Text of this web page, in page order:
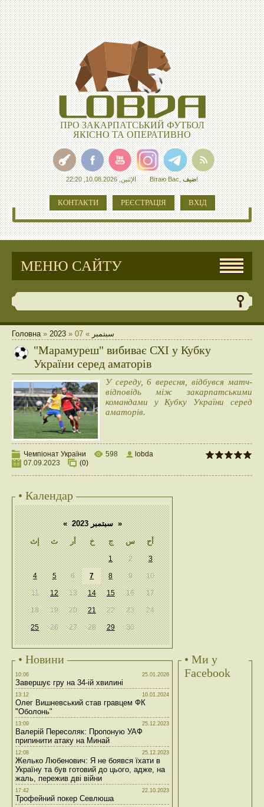
ПРО ЗАКАРПАТСЬКИЙ ФУТБОЛ
ЯКІСНО ТА ОПЕРАТИВНО
الإثنين, 10.08.2026, 22:20 Вітаю Вас,ضيف!
КОНТАКТИ РЕЄСТРАЦІЯ ВХІД
МЕНЮ САЙТУ
Головна» 2023 » سبتمبر »
07
"Марамуреш" вибиває СХІ у Кубку
України серед аматорів
У середу, 6 вересня, відбувся матч-
відповідь між закарпатськими
командами у Кубку України серед
аматорів.
Чемпіонат України 598
lobda
07.09.2023
(0)
• Календар
« سبتمبر 2023 »
إث
ث أر خ ج س أح
1 2 3
4 5 6 7 8 9 10
11 12 13 14 15 16 17
18 19 20 21 22 23 24
25 26 27 28 29 30
• Новини
10:06 25.01.2026
Завершує гру на 34-ій хвилині
13:12 10.01.2024
Олег Вишневський став гравцем ФК
"Оболонь"
13:09 25.12.2023
Валерій Пересоляк: Пропоную УАФ
припинити атаку на Минай
12:08 25.12.2023
Желько Любенович: Я не боявся їхати в
Україну та був готовий до цього, адже, на
жаль, пережив дві війни
17:42 22.10.2023
Трофейний покер Севлюша
• Ми у
Facebook